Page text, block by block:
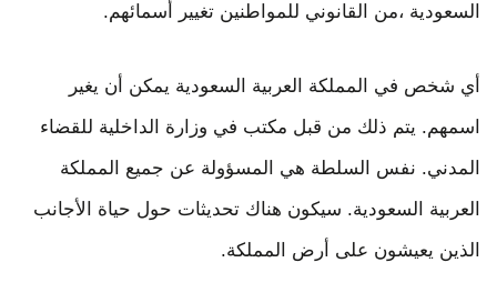
السعودية ،من القانوني للمواطنين تغيير أسمائهم.
أي شخص في المملكة العربية السعودية يمكن أن يغير
اسمهم. يتم ذلك من قبل مكتب في وزارة الداخلية للقضاء
المدني. نفس السلطة هي المسؤولة عن جميع المملكة
العربية السعودية. سيكون هناك تحديثات حول حياة الأجانب
الذين يعيشون على أرض المملكة.